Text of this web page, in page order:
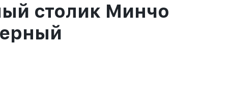
столик Минчо